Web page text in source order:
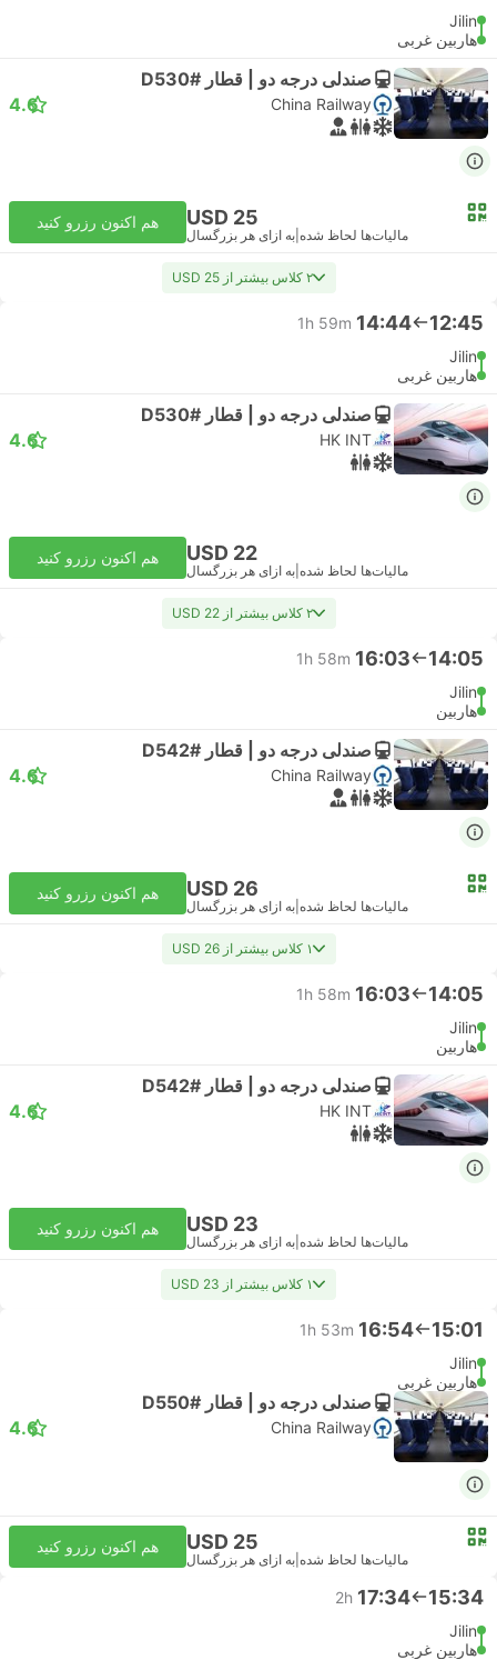
Jilin
هاربین غربی
صندلی درجه دو | قطار #D530
China Railway
4.6
USD 25
مالیات‌ها لحاظ شده به ازای هر بزرگسال
هم اکنون رزرو کنید
۲ کلاس بیشتر از USD 25
12:45
14:44
1h 59m
Jilin
هاربین غربی
صندلی درجه دو | قطار #D530
HK INT
4.6
USD 22
مالیات‌ها لحاظ شده به ازای هر بزرگسال
هم اکنون رزرو کنید
۲ کلاس بیشتر از USD 22
14:05
16:03
1h 58m
Jilin
هاربین
صندلی درجه دو | قطار #D542
China Railway
4.6
USD 26
مالیات‌ها لحاظ شده به ازای هر بزرگسال
هم اکنون رزرو کنید
۱ کلاس بیشتر از USD 26
14:05
16:03
1h 58m
Jilin
هاربین
صندلی درجه دو | قطار #D542
HK INT
4.6
USD 23
مالیات‌ها لحاظ شده به ازای هر بزرگسال
هم اکنون رزرو کنید
۱ کلاس بیشتر از USD 23
15:01
16:54
1h 53m
Jilin
هاربین غربی
صندلی درجه دو | قطار #D550
China Railway
4.6
USD 25
مالیات‌ها لحاظ شده به ازای هر بزرگسال
هم اکنون رزرو کنید
15:34
17:34
2h
Jilin
هاربین غربی